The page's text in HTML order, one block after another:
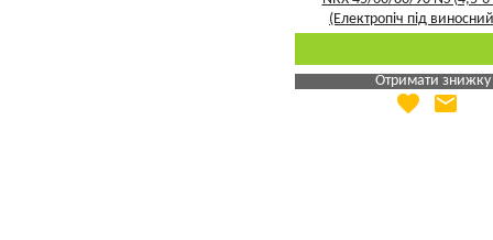
Отримати знижку
Яка Ваша ціна
favorite email